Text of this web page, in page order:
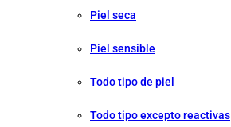
Piel seca
Piel sensible
Todo tipo de piel
Todo tipo excepto reactivas